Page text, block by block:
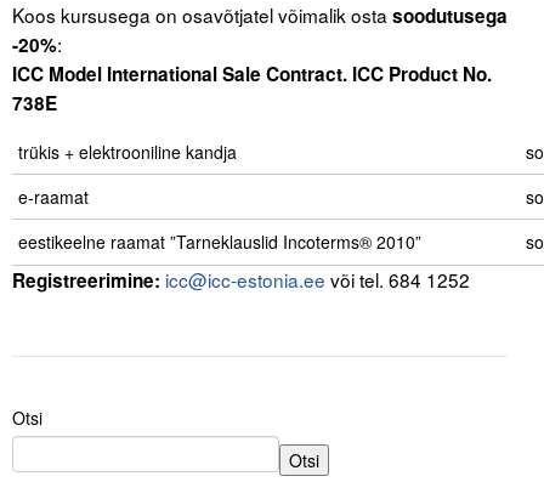
Koos kursusega on osavõtjatel võimalik osta soodutusega
-20%:
ICC Model International Sale Contract. ICC Product No.
738E
trükis + elektrooniline kandja
e-raamat
eestikeelne raamat ”Tarneklauslid Incoterms® 2010”
Registreerimine: icc@icc-estonia.ee või tel. 684 1252
Otsi
Otsi